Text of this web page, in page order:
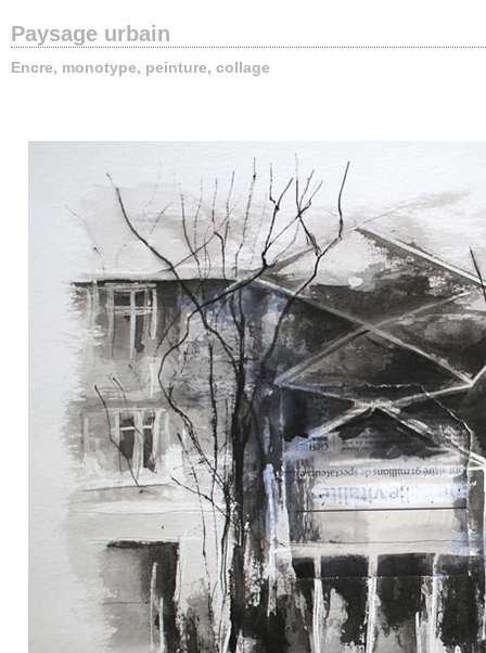
Paysage urbain
Encre, monotype, peinture, collage